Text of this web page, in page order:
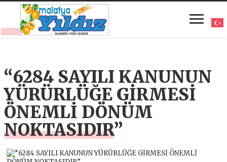
“6284 SAYILI KANUNUN
YÜRÜRLÜĞE GİRMESİ
ÖNEMLİ DÖNÜM
NOKTASIDIR”